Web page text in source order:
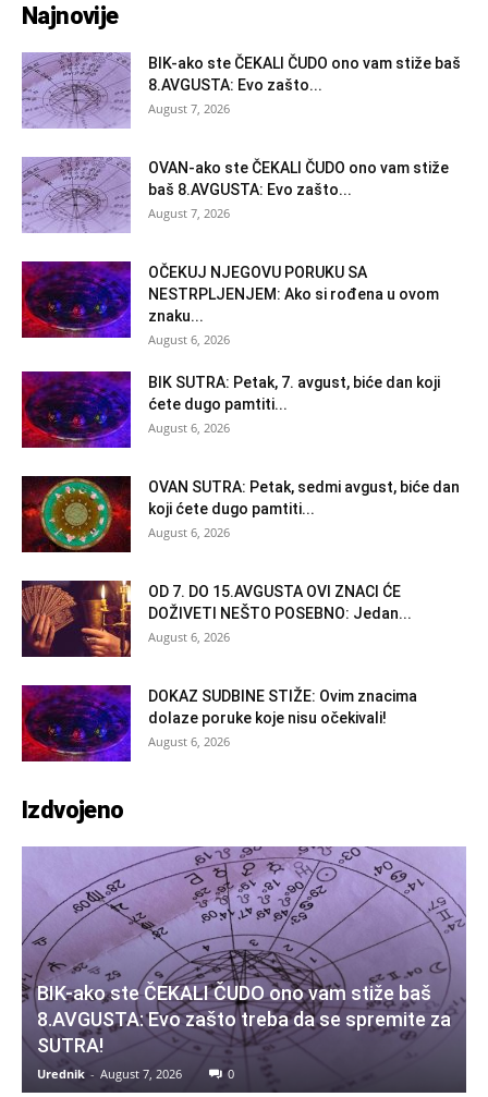
Najnovije
BIK-ako ste ČEKALI ČUDO ono vam stiže baš
8.AVGUSTA: Evo zašto...
August 7, 2026
OVAN-ako ste ČEKALI ČUDO ono vam stiže
baš 8.AVGUSTA: Evo zašto...
August 7, 2026
OČEKUJ NJEGOVU PORUKU SA
NESTRPLJENJEM: Ako si rođena u ovom
znaku...
August 6, 2026
BIK SUTRA: Petak, 7. avgust, biće dan koji
ćete dugo pamtiti...
August 6, 2026
OVAN SUTRA: Petak, sedmi avgust, biće dan
koji ćete dugo pamtiti...
August 6, 2026
OD 7. DO 15.AVGUSTA OVI ZNACI ĆE
DOŽIVETI NEŠTO POSEBNO: Jedan...
August 6, 2026
DOKAZ SUDBINE STIŽE: Ovim znacima
dolaze poruke koje nisu očekivali!
August 6, 2026
Izdvojeno
BIK-ako ste ČEKALI ČUDO ono vam stiže baš
8.AVGUSTA: Evo zašto treba da se spremite za
SUTRA!
Urednik - August 7, 2026 0